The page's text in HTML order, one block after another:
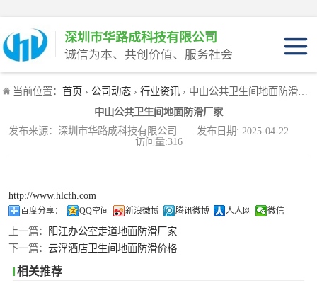
深圳市华路成科技有限公司
诚信为本、共创价值、服务社会
当前位置： 首页 › 公司动态 › 行业资讯 › 中山公共卫生间地面防滑厂家
中山公共卫生间地面防滑厂家
发布来源：深圳市华路成科技有限公司 发布日期: 2025-04-22
访问量:316
http://www.hlcfh.com
百度分享： QQ空间 新浪微博 腾讯微博 人人网 微信
上一篇：
阳江办公室走道地面防滑厂家
下一篇： 云浮酒店卫生间地面防滑价格
相关推荐
产品介绍
适用范围
产品优势
产品工程装